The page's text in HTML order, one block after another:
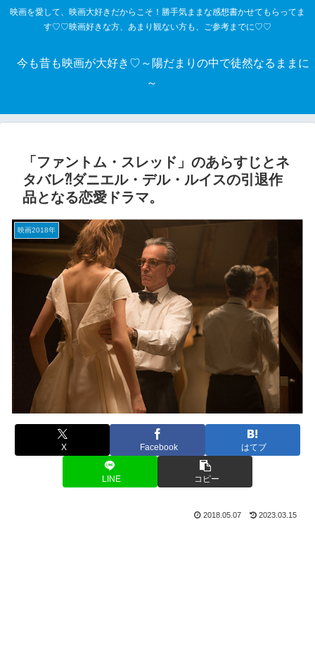
映画を愛して、映画大好きだからこそ！勝手気ままな感想書かせてもらってま
す♡♡映画好きな方、あまり観ない方も、ご参考までに♡♡
今も昔も映画が大好き♡～陽だまりの中で徒然なるままに
～
「ファントム・スレッド」のあらすじとネ
タバレ⁈ダニエル・デル・ルイスの引退作
品となる恋愛ドラマ。
映画2018年
X Facebook はてブ
LINE コピー
2018.05.07 2023.03.15